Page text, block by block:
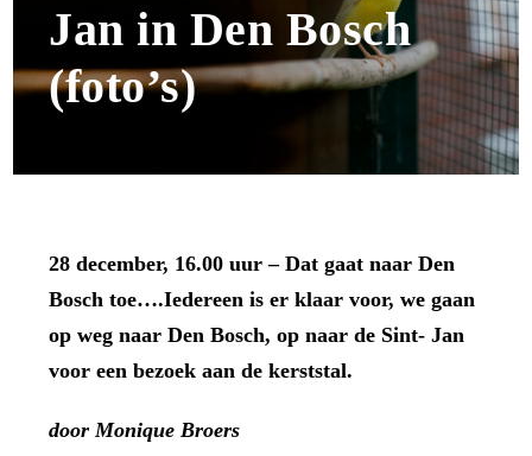
Jan in Den Bosch
(foto’s)
28 december, 16.00 uur – Dat gaat naar Den
Bosch toe….Iedereen is er klaar voor, we gaan
op weg naar Den Bosch, op naar de Sint- Jan
voor een bezoek aan de kerststal.
door Monique Broers